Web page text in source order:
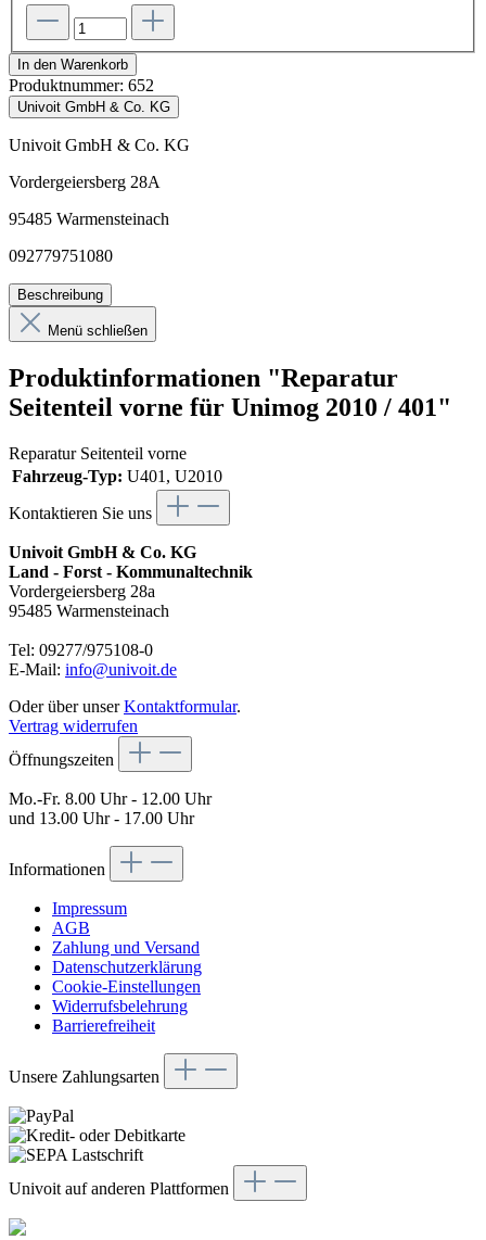
In den Warenkorb
Produktnummer: 652
Univoit GmbH & Co. KG
Univoit GmbH & Co. KG
Vordergeiersberg 28A
95485 Warmensteinach
092779751080
Beschreibung
Menü schließen
Produktinformationen "Reparatur
Seitenteil vorne für Unimog 2010 / 401"
Reparatur Seitenteil vorne
Fahrzeug-Typ: U401, U2010
Kontaktieren Sie uns
Univoit GmbH & Co. KG
Land - Forst - Kommunaltechnik
Vordergeiersberg 28a
95485 Warmensteinach
Tel: 09277/975108-0
E-Mail: info@univoit.de
Oder über unserKontaktformular.
Vertrag widerrufen
Öffnungszeiten
Mo.-Fr. 8.00 Uhr - 12.00 Uhr
und 13.00 Uhr - 17.00 Uhr
Informationen
Impressum
AGB
Zahlung und Versand
Datenschutzerklärung
Cookie-Einstellungen
Widerrufsbelehrung
Barrierefreiheit
Unsere Zahlungsarten
Univoit auf anderen Plattformen